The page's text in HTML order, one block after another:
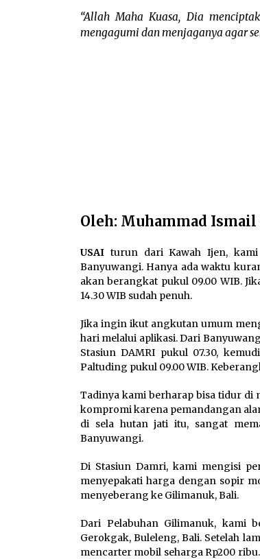
“Allah Maha Kuasa, Dia
mengagumi dan menjaganya agar
Oleh: Muhammad Ismail
USAI turun dari Kawah Ijen,
Banyuwangi. Hanya ada waktu
akan berangkat pukul 09.00 WIB.
14.30 WIB sudah penuh.
Jika ingin ikut angkutan umum
hari melalui aplikasi. Dari
Stasiun DAMRI pukul 07.30,
Paltuding pukul 09.00 WIB.
Tadinya kami berharap bisa tidur di
kompromi karena pemandangan
di sela hutan jati itu, sangat
Banyuwangi.
Di Stasiun Damri, kami mengisi
menyepakati harga dengan sopir
menyeberang ke Gilimanuk, Bali.
Dari Pelabuhan Gilimanuk, kami
Gerokgak, Buleleng, Bali. Setelah
mencarter mobil seharga Rp200